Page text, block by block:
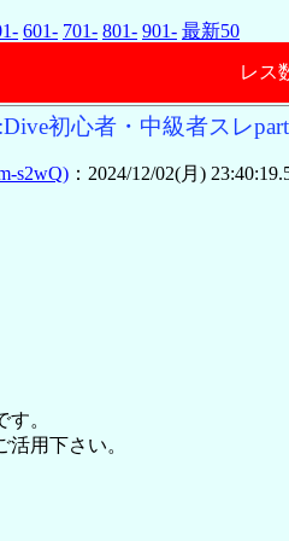
601- 701- 801- 901- 最新50
レス
初心者・中級者スレ
s2wQ) ：2024/12/02(月)
。
用下さい。